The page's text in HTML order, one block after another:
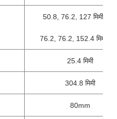
50.8, 76.2, 127 मिमी (5'')
76.2, 76.2, 152.4 मिमी
25.4 मिमी
304.8 मिमी
80mm